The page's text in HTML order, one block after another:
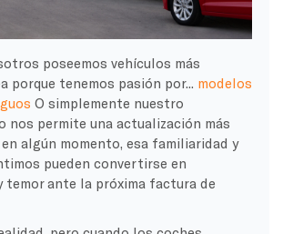
poseemos vehículos más
porque tenemos pasión por... modelos
O simplemente nuestro
nos permite una actualización más
algún momento, esa familiaridad y
pueden convertirse en
temor ante la próxima factura de